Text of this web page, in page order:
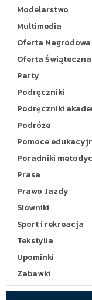
Modelarstwo
Multimedia
Oferta Nagrodowa
Oferta Świąteczna
Party
Podręczniki
Podręczniki
Podróże
Pomoce
Poradniki
Prasa
Prawo Jazdy
Słowniki
Sport i rekreacja
Tekstylia
Upominki
Zabawki